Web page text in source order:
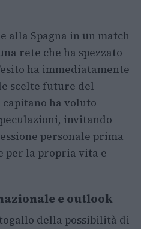
alla Spagna in un match
rete che ha spezzato
ha immediatamente
scelte future del
capitano ha voluto
invitando
personale prima
per la propria vita e
e outlook
della possibilità di